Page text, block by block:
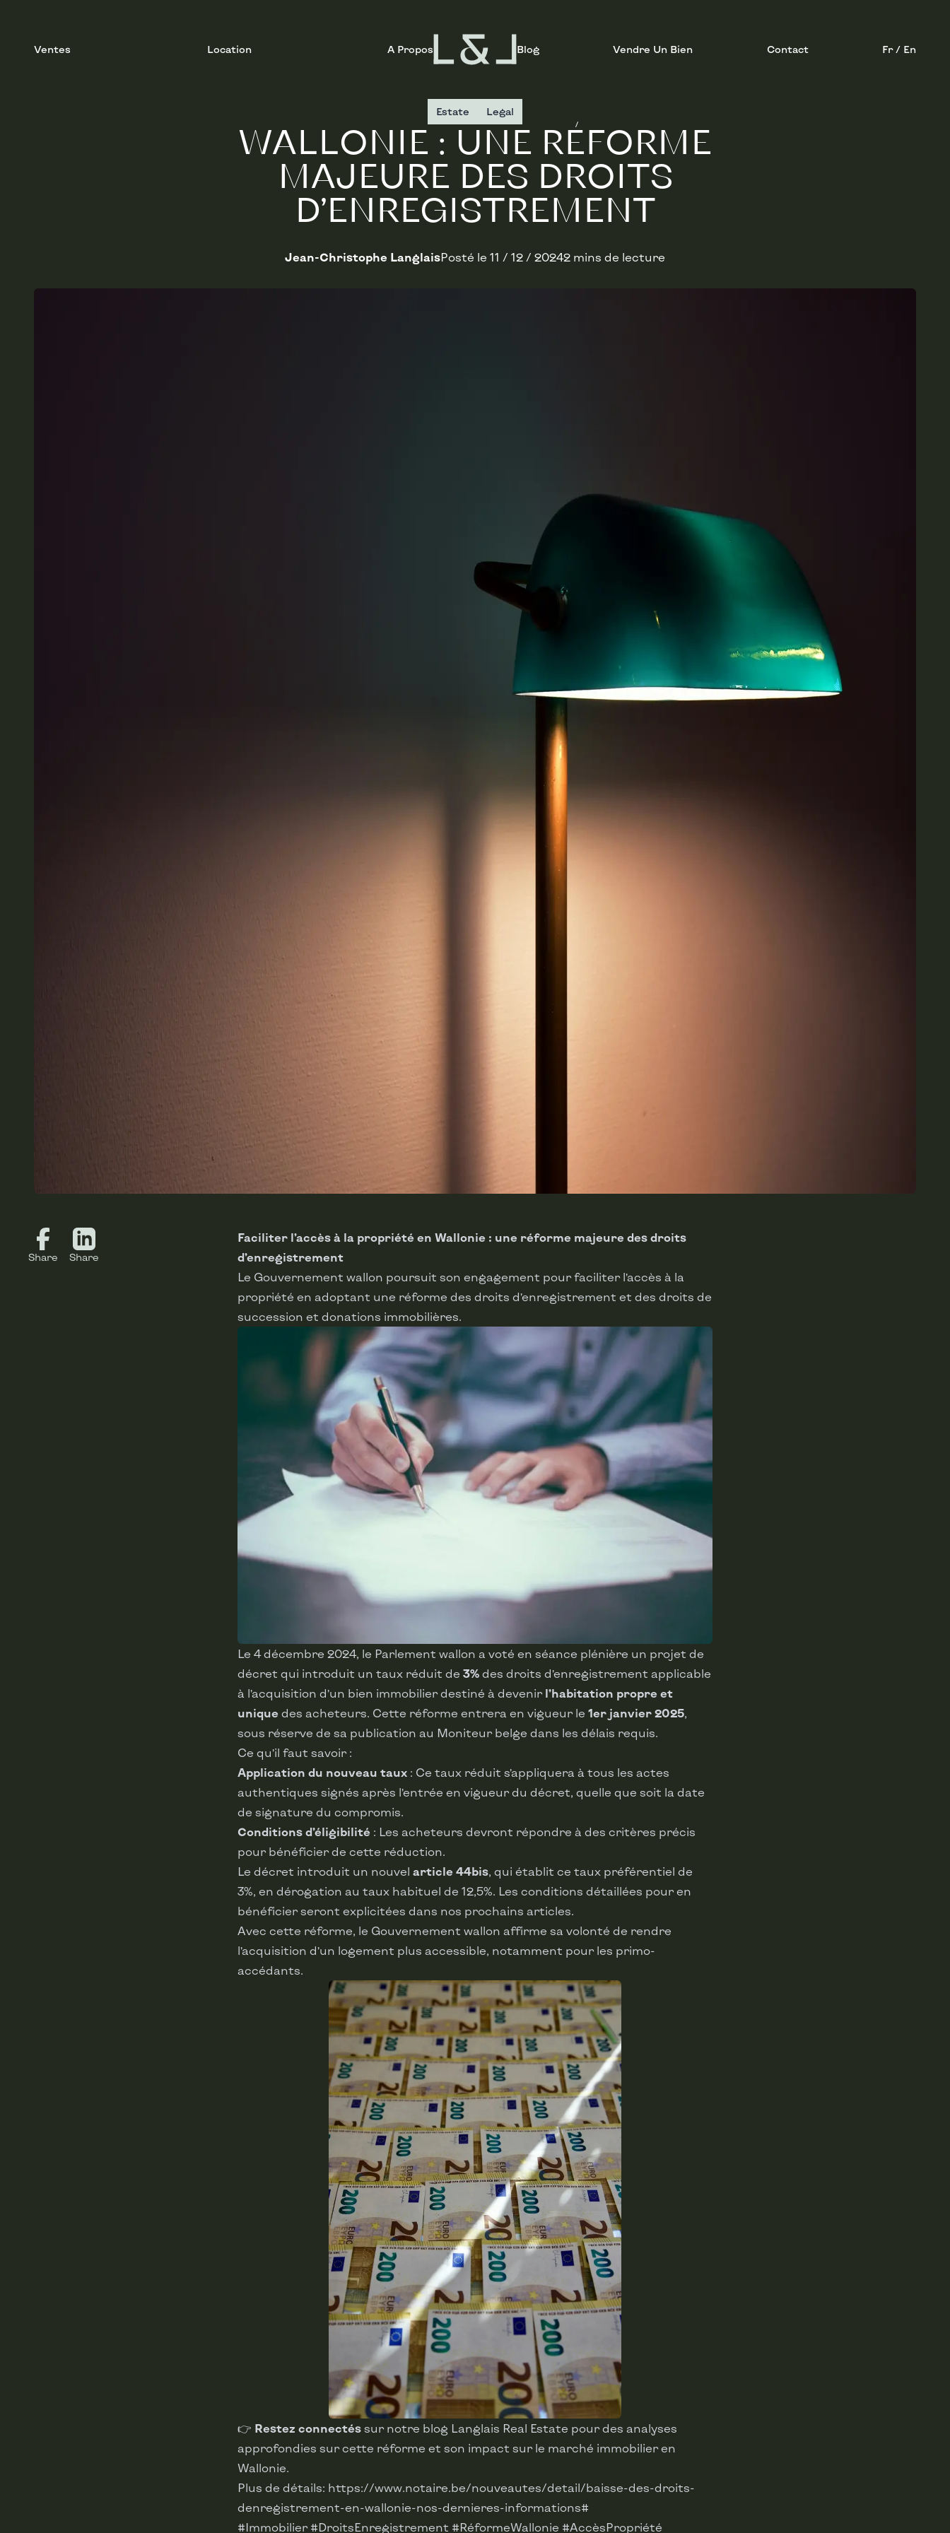
Ventes Location A Propos Blog Vendre Un Bien Contact Fr / En
WALLONIE : UNE RÉFORME
MAJEURE DES DROITS
D’ENREGISTREMENT
Estate Legal
Jean-Christophe LanglaisPosté le 11 / 12 / 20242 mins de lecture
Share Share
Faciliter l’accès à la propriété en Wallonie : une réforme majeure des droits
d’enregistrement
Le Gouvernement wallon poursuit son engagement pour faciliter l’accès à la
propriété en adoptant une réforme des droits d’enregistrement et des droits de
succession et donations immobilières.
Le 4 décembre 2024, le Parlement wallon a voté en séance plénière un projet de
décret qui introduit un taux réduit de 3% des droits d’enregistrement applicable
à l’acquisition d’un bien immobilier destiné à devenir l’habitation propre et
unique des acheteurs. Cette réforme entrera en vigueur le 1er janvier 2025,
sous réserve de sa publication au Moniteur belge dans les délais requis.
Ce qu’il faut savoir :
Application du nouveau taux : Ce taux réduit s’appliquera à tous les actes
authentiques signés après l’entrée en vigueur du décret, quelle que soit la date
de signature du compromis.
Conditions d’éligibilité : Les acheteurs devront répondre à des critères précis
pour bénéficier de cette réduction.
Le décret introduit un nouvel article 44bis, qui établit ce taux préférentiel de
3%, en dérogation au taux habituel de 12,5%. Les conditions détaillées pour en
bénéficier seront explicitées dans nos prochains articles.
Avec cette réforme, le Gouvernement wallon affirme sa volonté de rendre
l’acquisition d’un logement plus accessible, notamment pour les primo-
accédants.
👉 Restez connectés sur notre blog Langlais Real Estate pour des analyses
approfondies sur cette réforme et son impact sur le marché immobilier en
Wallonie.
Plus de détails: https://www.notaire.be/nouveautes/detail/baisse-des-droits-
denregistrement-en-wallonie-nos-dernieres-informations#
#Immobilier #DroitsEnregistrement #RéformeWallonie #AccèsPropriété